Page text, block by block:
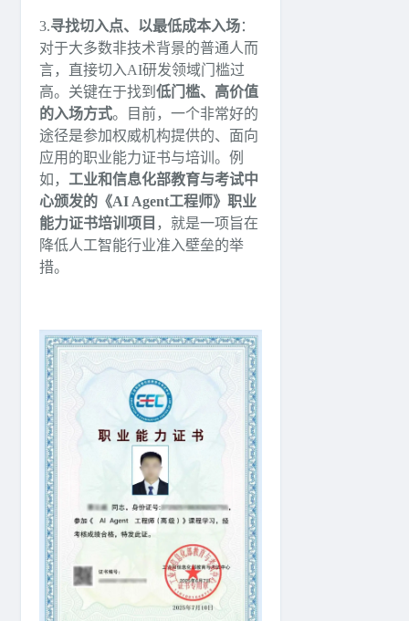
3.寻找切入点、以最低成本入场：
对于大多数非技术背景的普通人而
言，直接切入AI研发领域门槛过
高。关键在于找到 低门槛、高价值
的入场方式。目前，一个非常好的
途径是参加权威机构提供的、面向
应用的职业能力证书与培训。例
如， 工业和信息化部教育与考试中
心颁发的《AI Agent工程师》职业
能力证书培训项目 ，就是一项旨在
降低人工智能行业准入壁垒的举
措。